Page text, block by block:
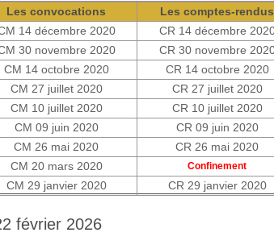
Les convocations Les comptes-rendus
14 décembre 2020 CR 14 décembre
30 novembre 2020 CR 30 novembre
CM 14 octobre 2020 CR 14 octobre 2020
CM 27 juillet 2020 CR 27 juillet 2020
CM 10 juillet 2020 CR 10 juillet 2020
CM 09 juin 2020 CR 09 juin 2020
CM 26 mai 2020 CR 26 mai 2020
CM 20 mars 2020
Confinement
CM 29 janvier 2020 CR 29 janvier 2020
février 2026